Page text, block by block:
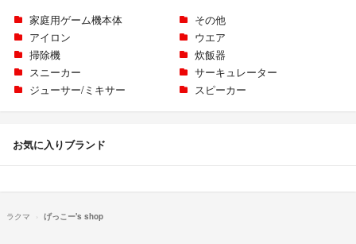
家庭用ゲーム機本体
その他
アイロン
ウエア
掃除機
炊飯器
スニーカー
サーキュレーター
ジューサー/ミキサー
スピーカー
お気に入りブランド
ラクマ げっこー's shop